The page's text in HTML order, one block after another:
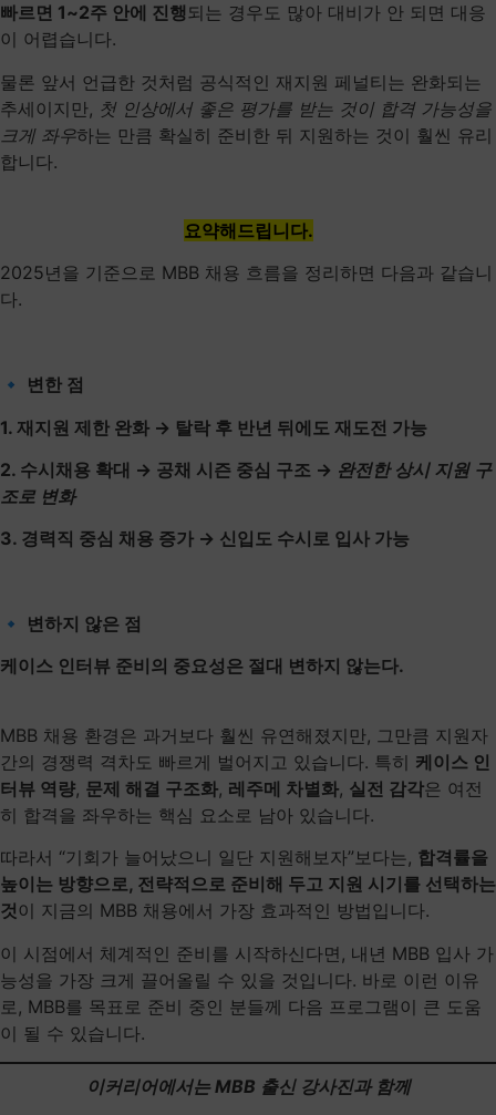
빠르면 1~2주 안에 진행되는 경우도 많아 대비가 안 되면 대응
이 어렵습니다.
물론 앞서 언급한 것처럼 공식적인 재지원 페널티는 완화되는
추세이지만, 첫 인상에서 좋은 평가를 받는 것이 합격 가능성을
크게 좌우하는 만큼 확실히 준비한 뒤 지원하는 것이 훨씬 유리
합니다.
요약해드립니다.
2025년을 기준으로 MBB 채용 흐름을 정리하면 다음과 같습니
다.
🔹 변한 점
1. 재지원 제한 완화 → 탈락 후 반년 뒤에도 재도전 가능
2. 수시채용 확대 → 공채 시즌 중심 구조 → 완전한 상시 지원 구
조로 변화
3. 경력직 중심 채용 증가 → 신입도 수시로 입사 가능
🔹 변하지 않은 점
케이스 인터뷰 준비의 중요성은 절대 변하지 않는다.
MBB 채용 환경은 과거보다 훨씬 유연해졌지만, 그만큼 지원자
간의 경쟁력 격차도 빠르게 벌어지고 있습니다. ​특히 케이스 인
터뷰 역량, 문제 해결 구조화, 레주메 차별화, 실전 감각은 여전
히 합격을 좌우하는 핵심 요소로 남아 있습니다.
따라서 “기회가 늘어났으니 일단 지원해보자”보다는, 합격률을
높이는 방향으로, 전략적으로 준비해 두고 지원 시기를 선택하는
것이 지금의 MBB 채용에서 가장 효과적인 방법입니다.
이 시점에서 체계적인 준비를 시작하신다면, 내년 MBB 입사 가
능성을 가장 크게 끌어올릴 수 있을 것입니다. 바로 이런 이유
로, MBB를 목표로 준비 중인 분들께 다음 프로그램이 큰 도움
이 될 수 있습니다.
이커리어에서는 MBB 출신 강사진과 함께